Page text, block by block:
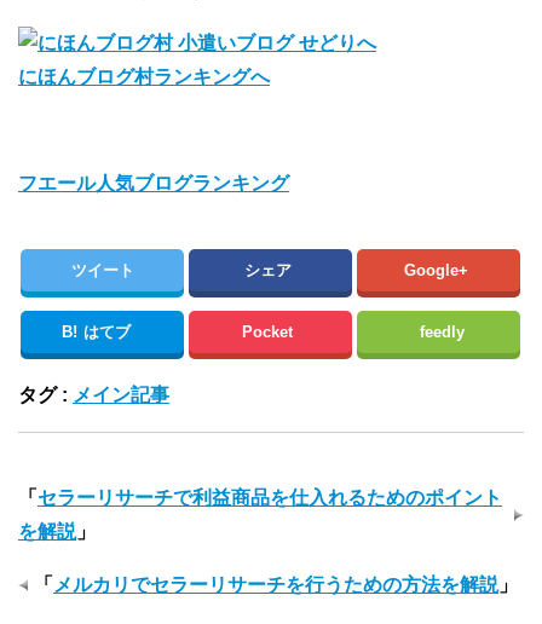
にほんブログ村ランキングへ
フエール人気ブログランキング
ツイート シェア Google+
B! はてブ Pocket feedly
タグ : メイン記事
「 セラーリサーチで利益商品を仕入れるためのポイント
を解説」
「 メルカリでセラーリサーチを行うための方法を解説」